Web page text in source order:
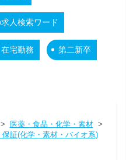
人検索ワード
宅勤務 第二新卒
> 医薬・食品・化学・素材>
保証(化学・素材・バイオ系)